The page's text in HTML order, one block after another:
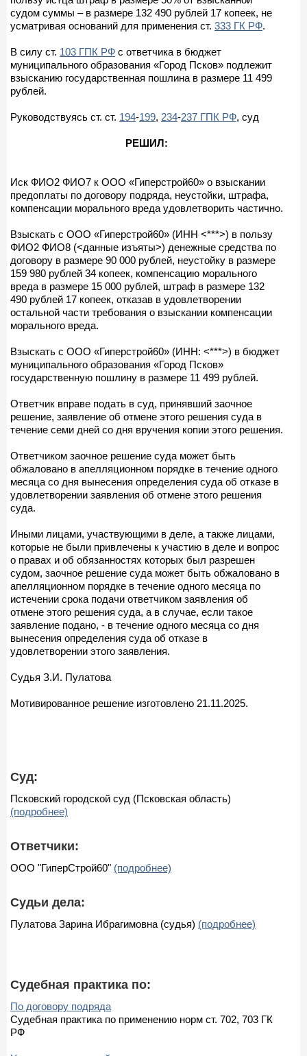
судом суммы – в размере 132 490 рублей 17 копеек, не
усматривая оснований для применения ст. 333 ГК РФ.
В силу ст. 103 ГПК РФ с ответчика в бюджет
муниципального образования «Город Псков» подлежит
взысканию государственная пошлина в размере 11 499
рублей.
Руководствуясь ст. ст. 194-199, 234-237 ГПК РФ, суд
РЕШИЛ:
Иск ФИО2 ФИО7 к ООО «Гиперстрой60» о взыскании
предоплаты по договору подряда, неустойки, штрафа,
компенсации морального вреда удовлетворить частично.
Взыскать с ООО «Гиперстрой60» (ИНН <***>) в пользу
ФИО2 ФИО8 (<данные изъяты>) денежные средства по
договору в размере 90 000 рублей, неустойку в размере
159 980 рублей 34 копеек, компенсацию морального
вреда в размере 15 000 рублей, штраф в размере 132
490 рублей 17 копеек, отказав в удовлетворении
остальной части требования о взыскании компенсации
морального вреда.
Взыскать с ООО «Гиперстрой60» (ИНН: <***>) в бюджет
муниципального образования «Город Псков»
государственную пошлину в размере 11 499 рублей.
Ответчик вправе подать в суд, принявший заочное
решение, заявление об отмене этого решения суда в
течение семи дней со дня вручения копии этого решения.
Ответчиком заочное решение суда может быть
обжаловано в апелляционном порядке в течение одного
месяца со дня вынесения определения суда об отказе в
удовлетворении заявления об отмене этого решения
суда.
Иными лицами, участвующими в деле, а также лицами,
которые не были привлечены к участию в деле и вопрос
о правах и об обязанностях которых был разрешен
судом, заочное решение суда может быть обжаловано в
апелляционном порядке в течение одного месяца по
истечении срока подачи ответчиком заявления об
отмене этого решения суда, а в случае, если такое
заявление подано, - в течение одного месяца со дня
вынесения определения суда об отказе в
удовлетворении этого заявления.
Судья З.И. Пулатова
Мотивированное решение изготовлено 21.11.2025.
Суд:
Псковский городской суд (Псковская область)
(подробнее)
Ответчики:
ООО "ГиперСтрой60" (подробнее)
Судьи дела:
Пулатова Зарина Ибрагимовна (судья) (подробнее)
Судебная практика по:
По договору подряда
Судебная практика по применению норм ст. 702, 703 ГК
РФ